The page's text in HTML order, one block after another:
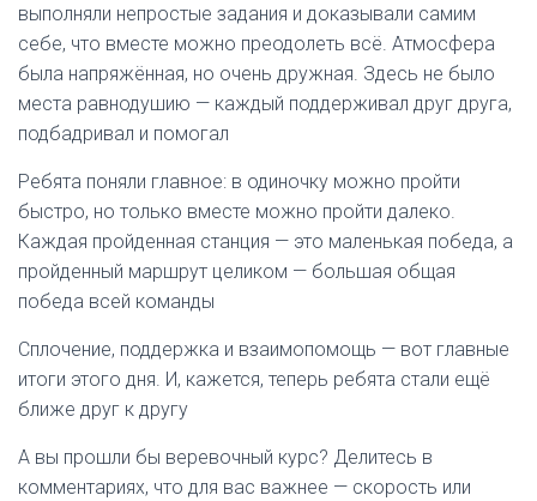
выполняли непростые задания и доказывали самим
себе, что вместе можно преодолеть всё. Атмосфера
была напряжённая, но очень дружная. Здесь не было
места равнодушию — каждый поддерживал друг друга,
подбадривал и помогал
Ребята поняли главное: в одиночку можно пройти
быстро, но только вместе можно пройти далеко.
Каждая пройденная станция — это маленькая победа, а
пройденный маршрут целиком — большая общая
победа всей команды
Сплочение, поддержка и взаимопомощь — вот главные
итоги этого дня. И, кажется, теперь ребята стали ещё
ближе друг к другу
А вы прошли бы веревочный курс? Делитесь в
комментариях, что для вас важнее — скорость или